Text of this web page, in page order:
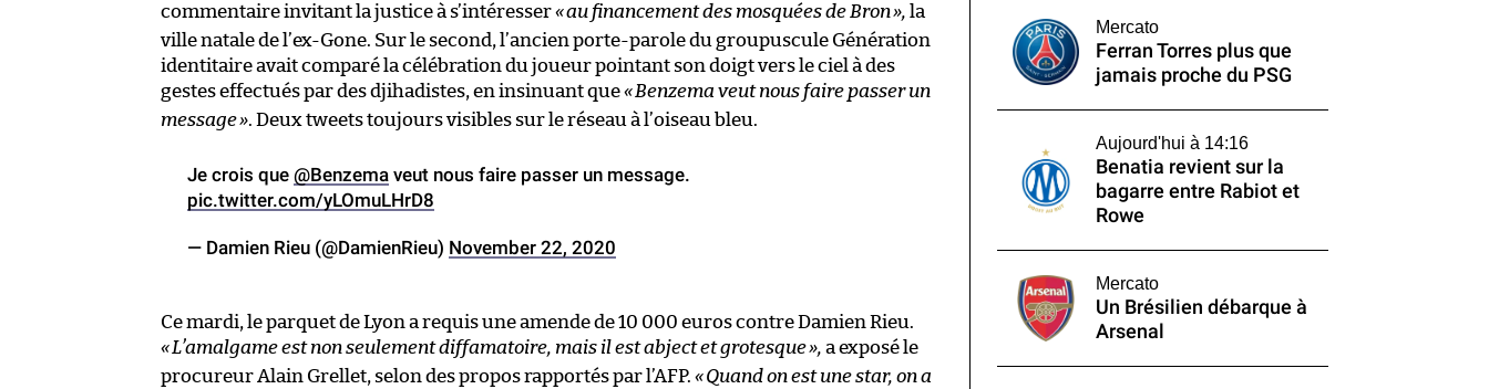
commentaire invitant la justice à s’intéresser«au financement des mosquées de Bron», la
ville natale de l’ex-Gone. Sur le second, l’ancien porte-parole du groupuscule Génération
identitaire avait comparé la célébration du joueur pointant son doigt vers le ciel à des
gestes effectués par des djihadistes, en insinuant que«Benzema veut nous faire passer un
message». Deux tweets toujours visibles sur le réseau à l’oiseau bleu.
Je crois que @Benzema veut nous faire passer un message.
pic.twitter.com/yLOmuLHrD8
— Damien Rieu (@DamienRieu) November 22, 2020
Ce mardi, le parquet de Lyon a requis une amende de 10 000 euros contre Damien Rieu.
«L’amalgame est non seulement diffamatoire, mais il est abject et grotesque», a exposé le
procureur Alain Grellet, selon des propos rapportés par l’AFP. «Quand on est une star, on a
Mercato
Ferran Torres plus que
jamais proche du PSG
Aujourd'hui à 14:16
Benatia revient sur la
bagarre entre Rabiot et
Rowe
Mercato
Un Brésilien débarque à
Arsenal